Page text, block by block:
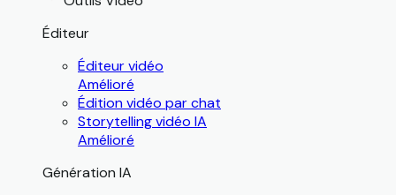
Éditeur
Éditeur vidéo
Amélioré
Édition vidéo par chat
Storytelling vidéo IA
Amélioré
Génération IA